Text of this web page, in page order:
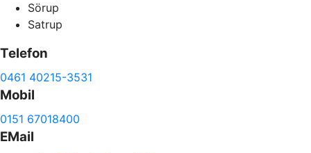
Sörup
Satrup
Telefon
0461 40215-3531
Mobil
0151 67018400
EMail